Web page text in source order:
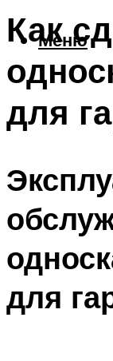
Меню
Как
для
для